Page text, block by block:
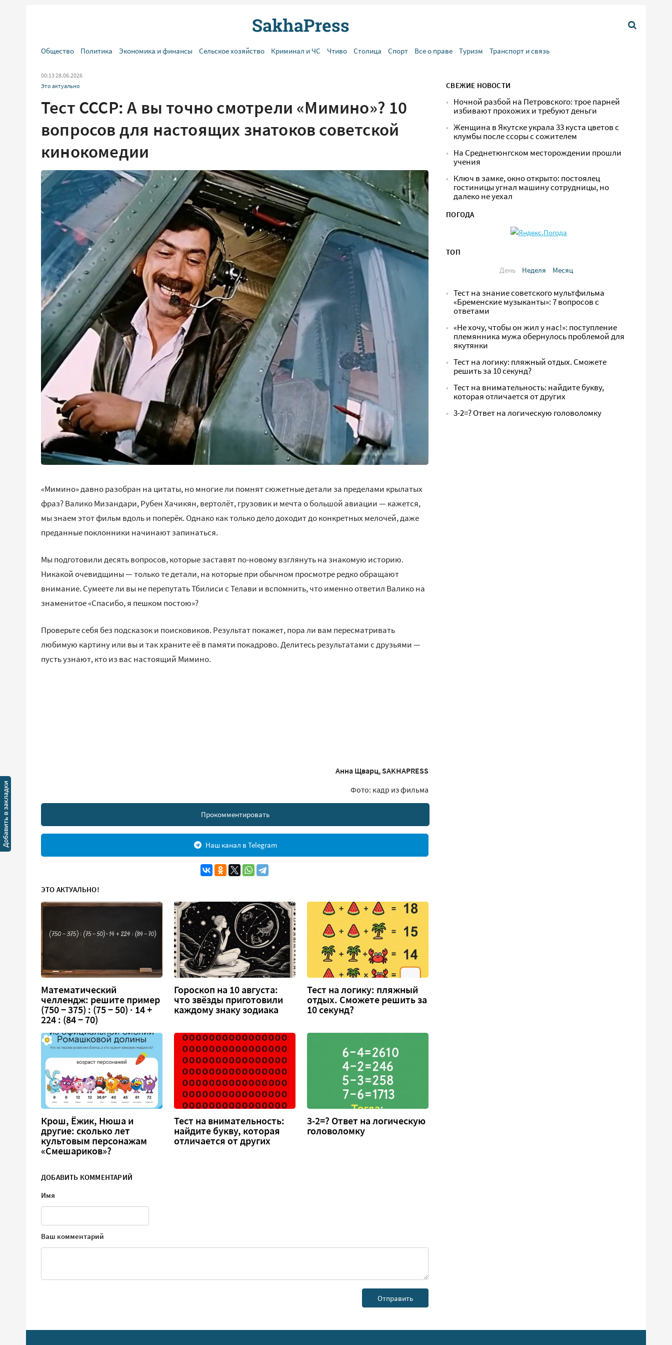
Общество Политика Экономика и финансы Сельское хозяйство Криминал и ЧС Чтиво Столица Спорт Все о праве Туризм Транспорт и связь
00:13 28.06.2026
Это актуально
Тест СССР: А вы точно смотрели «Мимино»? 10
вопросов для настоящих знатоков советской
кинокомедии
«Мимино» давно разобран на цитаты, но многие ли помнят сюжетные детали за пределами крылатых
фраз? Валико Мизандари, Рубен Хачикян, вертолёт, грузовик и мечта о большой авиации — кажется,
мы знаем этот фильм вдоль и поперёк. Однако как только дело доходит до конкретных мелочей, даже
преданные поклонники начинают запинаться.
Мы подготовили десять вопросов, которые заставят по-новому взглянуть на знакомую историю.
Никакой очевидщины — только те детали, на которые при обычном просмотре редко обращают
внимание. Сумеете ли вы не перепутать Тбилиси с Телави и вспомнить, что именно ответил Валико на
знаменитое «Спасибо, я пешком постою»?
Проверьте себя без подсказок и поисковиков. Результат покажет, пора ли вам пересматривать
любимую картину или вы и так храните её в памяти покадрово. Делитесь результатами с друзьями —
пусть узнают, кто из вас настоящий Мимино.
Анна Щварц, SAKHAPRESS
Фото: кадр из фильма
Прокомментировать
Наш канал в Telegram
ЭТО АКТУАЛЬНО!
Математический
челлендж: решите пример
(750 − 375) : (75 − 50) · 14 +
224 : (84 − 70)
Гороскоп на 10 августа:
что звёзды приготовили
каждому знаку зодиака
Тест на логику: пляжный
отдых. Сможете решить за
10 секунд?
Крош, Ёжик, Нюша и
другие: сколько лет
культовым персонажам
«Смешариков»?
Тест на внимательность:
найдите букву, которая
отличается от других
3-2=? Ответ на логическую
головоломку
ДОБАВИТЬ КОММЕНТАРИЙ
Имя
Ваш комментарий
СВЕЖИЕ НОВОСТИ
Ночной разбой на Петровского: трое парней
избивают прохожих и требуют деньги
Женщина в Якутске украла 33 куста цветов с
клумбы после ссоры с сожителем
На Среднетюнгском месторождении прошли
учения
Ключ в замке, окно открыто: постоялец
гостиницы угнал машину сотрудницы, но
далеко не уехал
ПОГОДА
ТОП
День
Неделя Месяц
Тест на знание советского мультфильма
«Бременские музыканты»: 7 вопросов с
ответами
«Не хочу, чтобы он жил у нас!»: поступление
племянника мужа обернулось проблемой для
якутянки
Тест на логику: пляжный отдых. Сможете
решить за 10 секунд?
Тест на внимательность: найдите букву,
которая отличается от других
3-2=? Ответ на логическую головоломку